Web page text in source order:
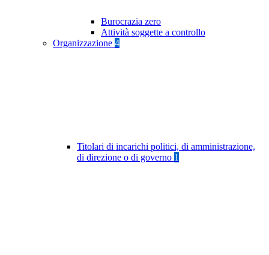
Burocrazia zero
Attività soggette a controllo
Organizzazione 4
Titolari di incarichi politici, di amministrazione,
di direzione o di governo 1